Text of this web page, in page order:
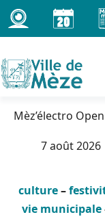
Passer
au
contenu
Mèz’électro
7 août 2026
culture–
vie municipale